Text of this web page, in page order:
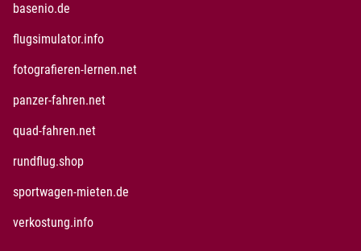
basenio.de
flugsimulator.infoöffnet in neuem Fenster
fotografieren-lernen.netöffnet in neuem Fenster
panzer-fahren.netöffnet in neuem Fenster
quad-fahren.netöffnet in neuem Fenster
rundflug.shopöffnet in neuem Fenster
sportwagen-mieten.de
verkostung.infoöffnet in neuem Fenster